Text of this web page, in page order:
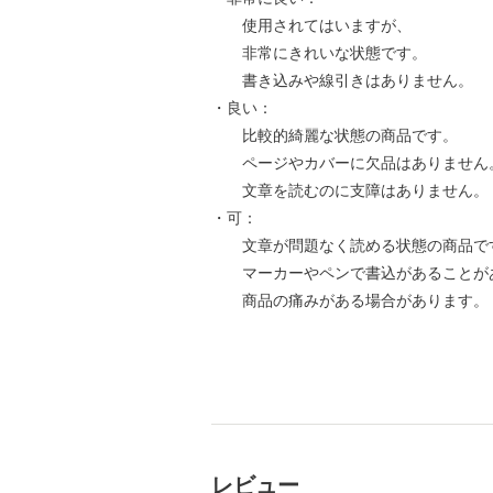
使用されてはいますが、
非常にきれいな状態です。
書き込みや線引きはありません。
・良い：
比較的綺麗な状態の商品です。
ページやカバーに欠品はありません
文章を読むのに支障はありません。
・可：
文章が問題なく読める状態の商品で
マーカーやペンで書込があることが
商品の痛みがある場合があります。
レビュー